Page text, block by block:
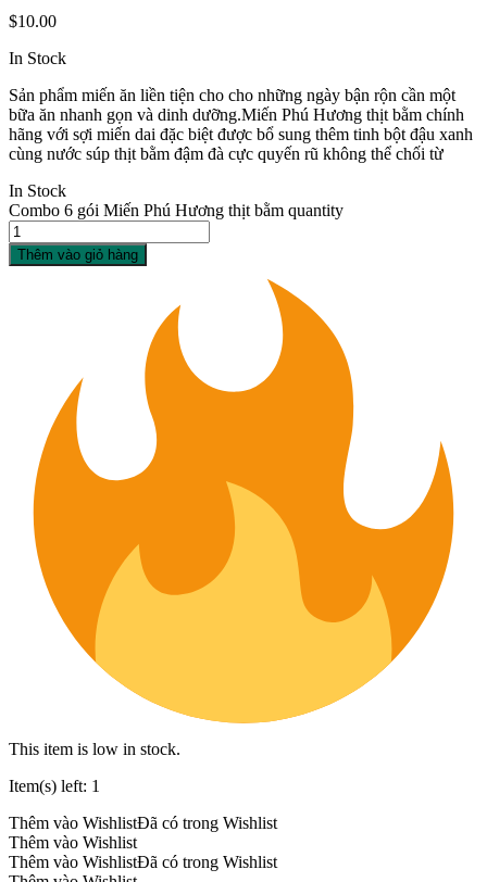
$10.00
In Stock
Sản phẩm miến ăn liền tiện cho cho những ngày bận rộn cần một
bữa ăn nhanh gọn và dinh dưỡng.Miến Phú Hương thịt bằm chính
hãng với sợi miến dai đặc biệt được bổ sung thêm tinh bột đậu xanh
cùng nước súp thịt bằm đậm đà cực quyến rũ không thể chối từ
In Stock
Combo 6 gói Miến Phú Hương thịt bằm quantity
Thêm vào giỏ hàng
This item is low in stock.
Item(s) left: 1
Thêm vào WishlistĐã có trong Wishlist
Thêm vào Wishlist
Thêm vào WishlistĐã có trong Wishlist